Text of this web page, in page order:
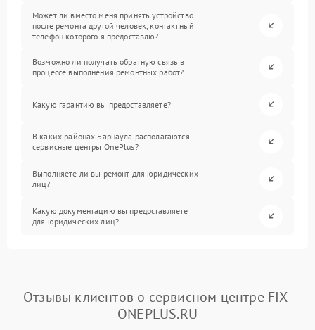
Может ли вместо меня принять устройство
после ремонта другой человек, контактный
телефон которого я предоставлю?
Возможно ли получать обратную связь в
процессе выполнения ремонтных работ?
Какую гарантию вы предоставляете?
В каких районах Барнаула располагаются
сервисные центры OnePlus?
Выполняете ли вы ремонт для юридических
лиц?
Какую документацию вы предоставляете
для юридических лиц?
Отзывы клиентов о сервисном центре FIX-
ONEPLUS.RU